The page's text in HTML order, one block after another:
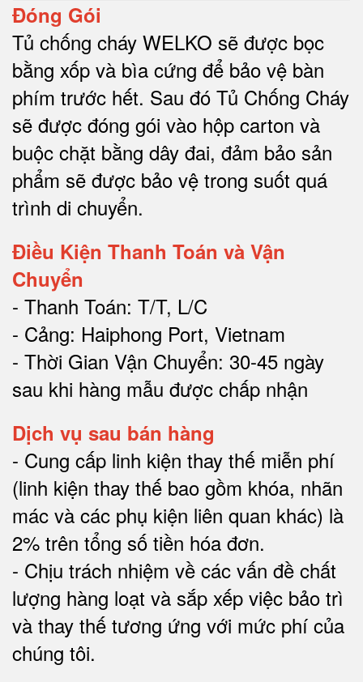
Đóng Gói
Tủ chống cháy WELKO sẽ được bọc
bằng xốp và bìa cứng để bảo vệ bàn
phím trước hết. Sau đó Tủ Chống Cháy
sẽ được đóng gói vào hộp carton và
buộc chặt bằng dây đai, đảm bảo sản
phẩm sẽ được bảo vệ trong suốt quá
trình di chuyển.
Điều Kiện Thanh Toán và Vận
Chuyển
- Thanh Toán: T/T, L/C
- Cảng: Haiphong Port, Vietnam
- Thời Gian Vận Chuyển: 30-45 ngày
sau khi hàng mẫu được chấp nhận
Dịch vụ sau bán hàng
- Cung cấp linh kiện thay thế miễn phí
(linh kiện thay thế bao gồm khóa, nhãn
mác và các phụ kiện liên quan khác) là
2% trên tổng số tiền hóa đơn.
- Chịu trách nhiệm về các vấn đề chất
lượng hàng loạt và sắp xếp việc bảo trì
và thay thế tương ứng với mức phí của
chúng tôi.